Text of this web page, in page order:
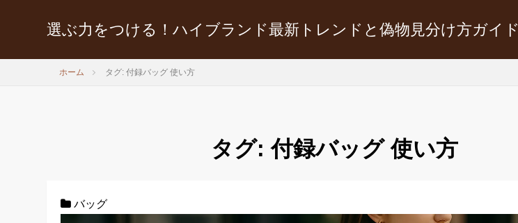
選ぶ力をつける！ハイブランド最新トレンドと偽物見分け方ガイド
ホーム タグ: 付録バッグ 使い方
タグ:付録バッグ 使い方
バッグ